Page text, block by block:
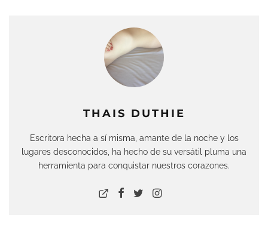
THAIS DUTHIE
Escritora hecha a sí misma, amante de la noche y los
lugares desconocidos, ha hecho de su versátil pluma una
herramienta para conquistar nuestros corazones.